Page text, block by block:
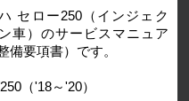
セロー250（インジェク
車）のサービスマニュア
備要項書）です。
（'18～'20）